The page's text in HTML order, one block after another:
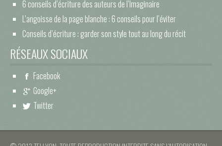
6 conseils d’écriture des auteurs de l’Imaginaire
L’angoisse de la page blanche : 6 conseils pour l’éviter
Conseils d’écriture : garder son style tout au long du récit
RÉSEAUX SOCIAUX
Facebook
Google+
Twitter